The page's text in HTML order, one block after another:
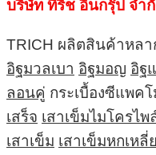
บริษัท ทีริช อินกรุ๊ป จำ
TRICH ผลิตสินค้าหลา
อิฐมวลเบา อิฐมอญ อิฐ
ลอนคู่ กระเบื้องซีแพคโ
เสร็จ เสาเข็มไมโครไพ
เสาเข็ม เสาเข็มหกเหลี่